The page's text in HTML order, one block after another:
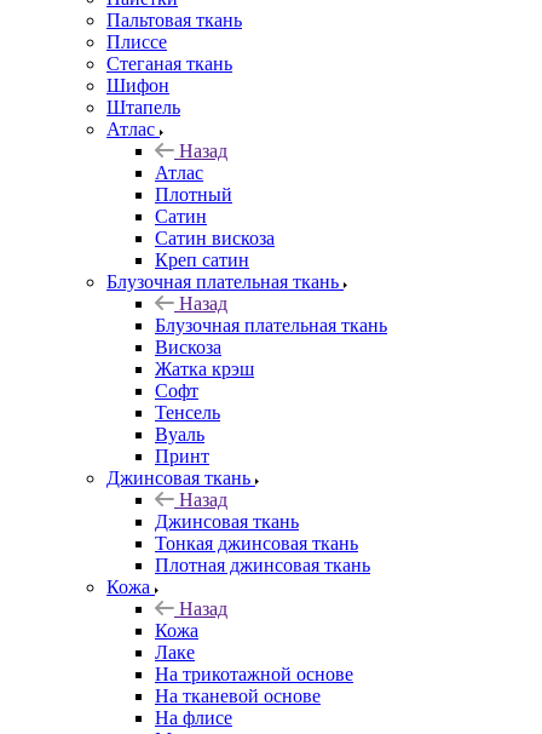
Пальтовая ткань
Плиссе
Стеганая ткань
Шифон
Штапель
Атлас
Назад
Атлас
Плотный
Сатин
Сатин вискоза
Креп сатин
Блузочная плательная ткань
Назад
Блузочная плательная ткань
Вискоза
Жатка крэш
Софт
Тенсель
Вуаль
Принт
Джинсовая ткань
Назад
Джинсовая ткань
Тонкая джинсовая ткань
Плотная джинсовая ткань
Кожа
Назад
Кожа
Лаке
На трикотажной основе
На тканевой основе
На флисе